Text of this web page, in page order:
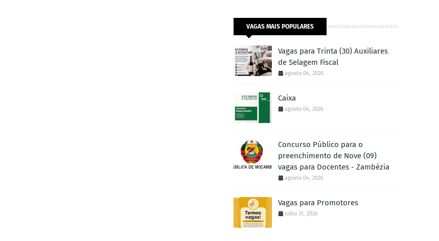
VAGAS MAIS POPULARES
Vagas para Trinta (30) Auxiliares
de Selagem Fiscal
agosto 04, 2026
Caixa
agosto 04, 2026
Concurso Público para o
preenchimento de Nove (09)
vagas para Docentes - Zambézia
agosto 04, 2026
Vagas para Promotores
julho 31, 2026